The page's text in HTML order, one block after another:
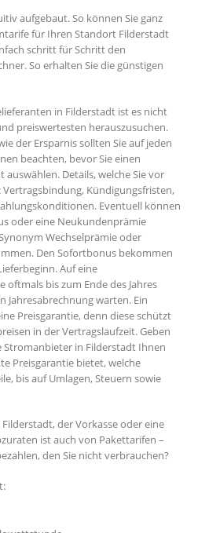
aufgebaut. So können Sie ganz
für Ihren Standort Filderstadt
schritt für Schritt den
So erhalten Sie die günstigen
in Filderstadt ist es nicht
preiswertesten herauszusuchen.
der Ersparnis sollten Sie auf jeden
beachten, bevor Sie einen
Details, welche Sie vor
Kündigungsfristen,
Eventuell können
oder eine Neukundenprämie
Wechselprämie oder
Den Sofortbonus bekommen
Auf eine
oftmals bis zum Ende des Jahres
Jahresabrechnung warten. Ein
Preisgarantie, denn diese schützt
in der Vertragslaufzeit. Geben
Stromanbieter in Filderstadt Ihnen
Preisgarantie bietet, welche
bis auf Umlagen, Steuern sowie
der Vorkasse oder eine
ist auch von Pakettarifen –
den Sie nicht verbrauchen?